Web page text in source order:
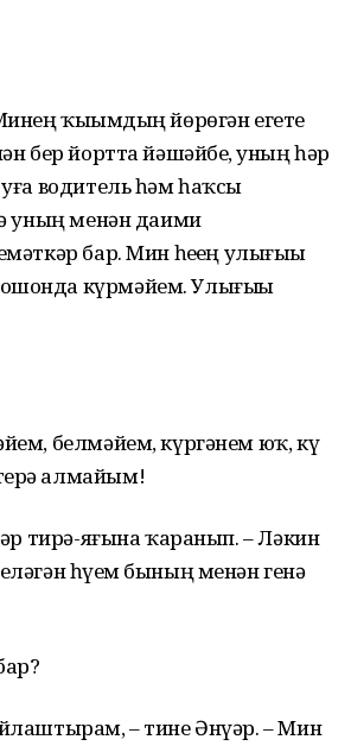
ҡыҙымдың йөрөгән егете
бер йортта йәшәйбеҙ, уның һәр
водитель һәм һаҡсы
уның менән даими
бар. Мин һеҙҙең улығыҙҙы
күрмәйем. Улығыҙҙы
белмәйем, күргәнем юҡ, күҙ
алмайым!
тирә-яғына ҡаранып. – Ләкин
һүҙем бының менән генә
– тине Әнүәр. – Мин